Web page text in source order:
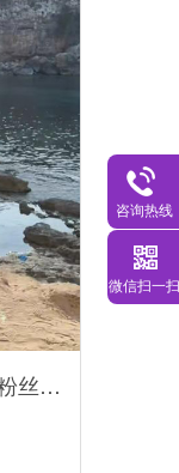
TikTok网红推荐：巴西百万粉丝旅游博主
咨询热线
微信扫一扫